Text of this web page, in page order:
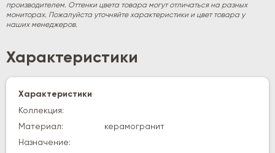
производителем. Оттенки цвета товара могут отличаться на разных
мониторах. Пожалуйста уточняйте характеристики и цвет товара у
наших менеджеров.
Характеристики
Характеристики
Коллекция:
Материал:
керамогранит
Назначение: